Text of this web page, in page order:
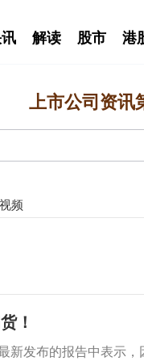
解读 股市 港
上市公司资讯
视频
！
新发布的报告中表示